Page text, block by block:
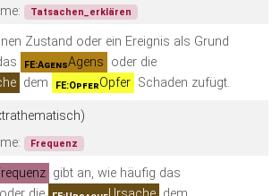
Tatsachen_erklären
Zustand oder ein Ereignis als Grund
FE:AgensAgens oder die
dem FE:OpferOpfer Schaden zufügt.
Frequenz
gibt an, wie häufig das